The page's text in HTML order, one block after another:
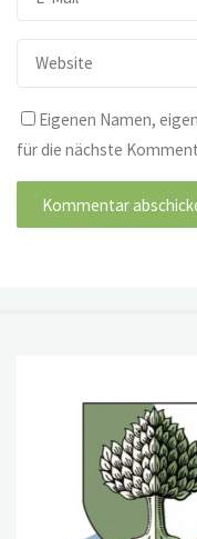
Eigenen Namen,
für die nächste